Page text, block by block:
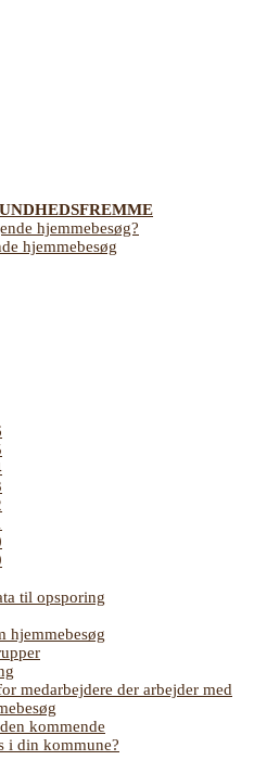
hjemmebesøg?
hjemmebesøg
til opsporing
hjemmebesøg
medarbejdere der arbejder med
kommende
i din kommune?